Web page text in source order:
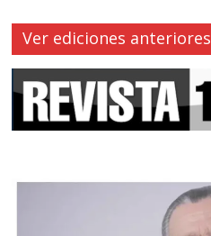
Ver ediciones anteriores